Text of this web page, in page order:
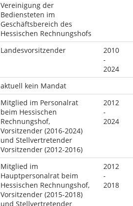
Vereinigung der
Bediensteten im
Geschäftsbereich des
Hessischen Rechnungshofs
Landesvorsitzender
2010
-
2024
aktuell kein Mandat
Mitglied im Personalrat
beim Hessischen
Rechnungshof,
Vorsitzender (2016-2024)
und Stellvertretender
Vorsitzender (2012-2016)
2012
-
2024
Mitglied im
Hauptpersonalrat beim
Hessischen Rechnungshof,
Vorsitzender (2015-2018)
und Stellvertretender
2012
-
2018